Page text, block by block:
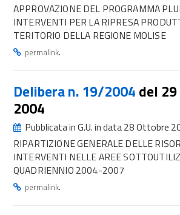
APPROVAZIONE DEL PROGRAMMA
INTERVENTI PER LA RIPRESA
TERITORIO DELLA REGIONE MOLISE
permalink.
Delibera n. 19/2004 del
2004
Pubblicata in G.U. in data 28 Ottobre
RIPARTIZIONE GENERALE DELLE
INTERVENTI NELLE AREE
QUADRIENNIO 2004-2007
permalink.